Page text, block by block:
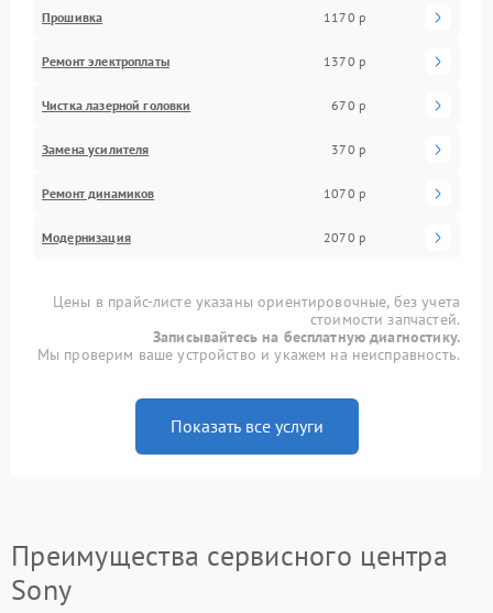
Прошивка 1170 р
Ремонт электроплаты 1370 р
Чистка лазерной головки 670 р
Замена усилителя 370 р
Ремонт динамиков 1070 р
Модернизация 2070 р
Цены в прайс-листе указаны ориентировочные, без учета
стоимости запчастей.
Записывайтесь на бесплатную диагностику.
Мы проверим ваше устройство и укажем на неисправность.
Показать все услуги
Преимущества сервисного центра
Sony